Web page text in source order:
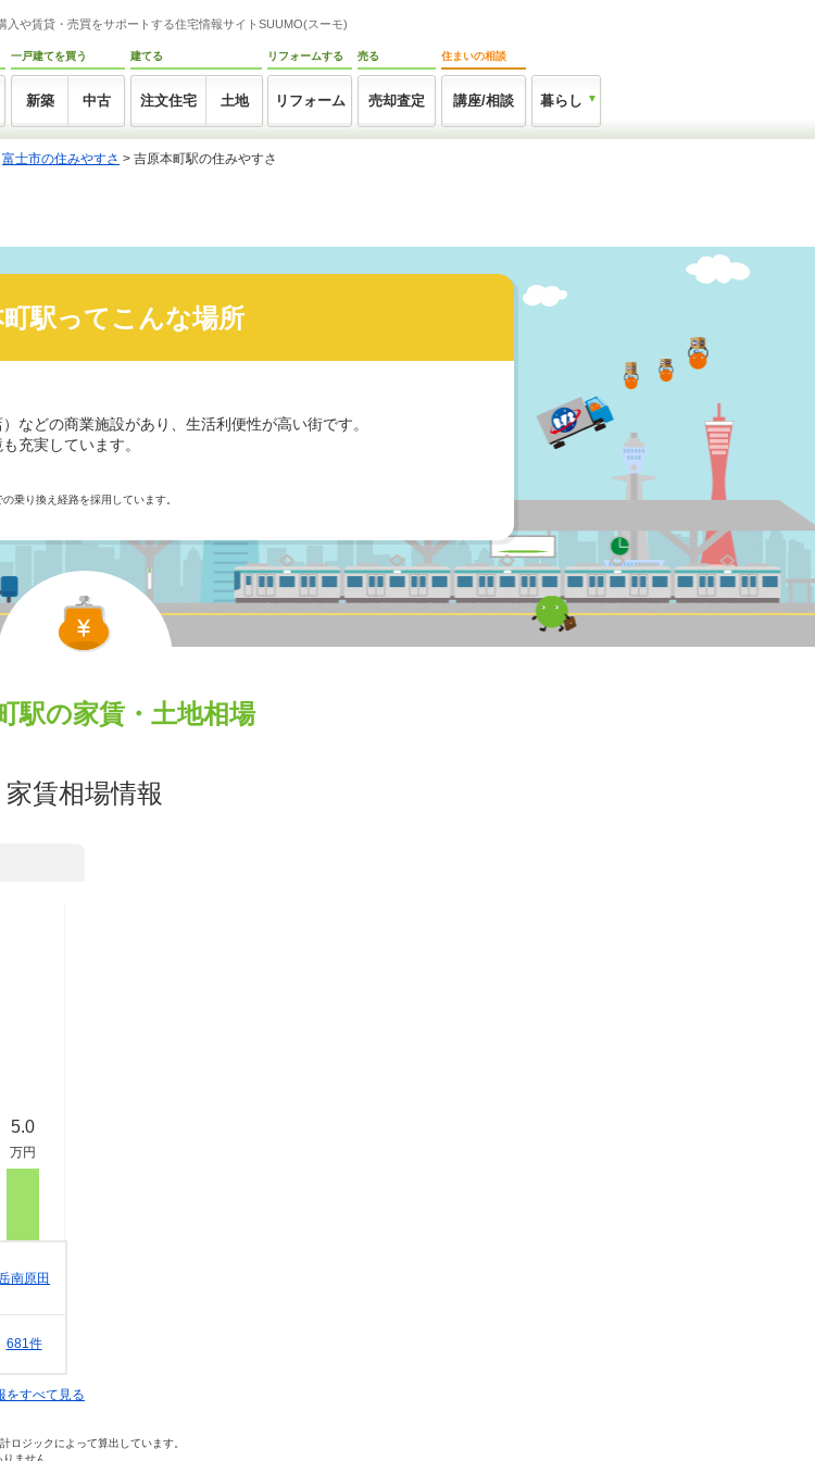
や賃貸・売買をサポートする住宅情報サイトSUUMO(スーモ)
一戸建てを買う
新築 中古
建てる
注文住宅 土地
リフォームする
リフォーム
売る
売却査定
住まいの相談
講座/相談 暮らし
富士市の住みやすさ > 吉原本町駅の住みやすさ
駅ってこんな場所
などの商業施設があり、生活利便性が高い街です。
充実しています。
乗り換え経路を採用しています。
駅の家賃・土地相場
家賃相場情報
5.0
万円
南原田
681件
をすべて見る
ジックによって算出しています。
ません。